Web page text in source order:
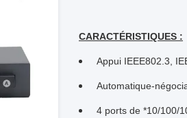
CARACTÉRISTIQUES :
Appui IEEE802.3,
Automatique-
4 ports de *10/100/